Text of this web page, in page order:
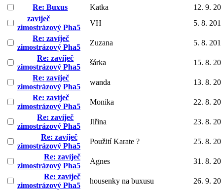
Re: Buxus
Katka
12. 9.
zavíječ
zimostrázový Pha5
VH
5. 8.
Re: zavíječ
zimostrázový Pha5
Zuzana
5. 8.
Re: zavíječ
zimostrázový Pha5
šárka
15. 8.
Re: zavíječ
zimostrázový Pha5
wanda
13. 8.
Re: zavíječ
zimostrázový Pha5
Monika
22. 8.
Re: zavíječ
zimostrázový Pha5
Jiřina
23. 8.
Re: zavíječ
zimostrázový Pha5
Použití Karate ?
25. 8.
Re: zavíječ
zimostrázový Pha5
Agnes
31. 8.
Re: zavíječ
zimostrázový Pha5
housenky na buxusu
26. 9.